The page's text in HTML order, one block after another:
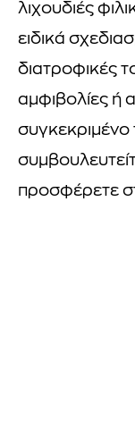
λιχουδιές
ειδικά
διατροφικές
αμφιβολίες ή
συγκεκριμένο
προσφέρετε